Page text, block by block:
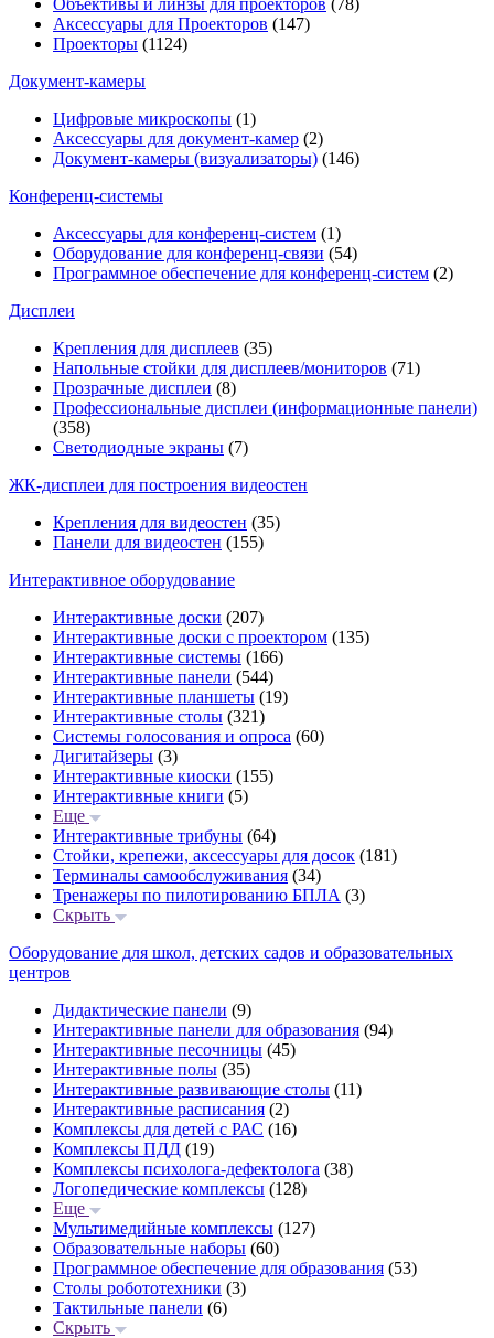
Объективы и линзы для проекторов (78)
Аксессуары для Проекторов (147)
Проекторы (1124)
Документ-камеры
Цифровые микроскопы (1)
Аксессуары для документ-камер (2)
Документ-камеры (визуализаторы) (146)
Конференц-системы
Аксессуары для конференц-систем (1)
Оборудование для конференц-связи (54)
Программное обеспечение для конференц-систем (2)
Дисплеи
Крепления для дисплеев (35)
Напольные стойки для дисплеев/мониторов (71)
Прозрачные дисплеи (8)
Профессиональные дисплеи (информационные панели)
(358)
Светодиодные экраны (7)
ЖК-дисплеи для построения видеостен
Крепления для видеостен (35)
Панели для видеостен (155)
Интерактивное оборудование
Интерактивные доски (207)
Интерактивные доски с проектором (135)
Интерактивные системы (166)
Интерактивные панели (544)
Интерактивные планшеты (19)
Интерактивные столы (321)
Системы голосования и опроса (60)
Дигитайзеры (3)
Интерактивные киоски (155)
Интерактивные книги (5)
Еще
Интерактивные трибуны (64)
Стойки, крепежи, аксессуары для досок (181)
Терминалы самообслуживания (34)
Тренажеры по пилотированию БПЛА (3)
Скрыть
Оборудование для школ, детских садов и образовательных
центров
Дидактические панели (9)
Интерактивные панели для образования (94)
Интерактивные песочницы (45)
Интерактивные полы (35)
Интерактивные развивающие столы (11)
Интерактивные расписания (2)
Комплексы для детей с РАС (16)
Комплексы ПДД (19)
Комплексы психолога-дефектолога (38)
Логопедические комплексы (128)
Еще
Мультимедийные комплексы (127)
Образовательные наборы (60)
Программное обеспечение для образования (53)
Столы робототехники (3)
Тактильные панели (6)
Скрыть